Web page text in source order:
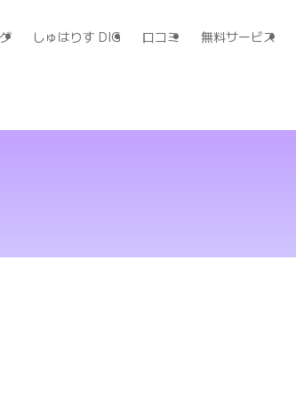
しゅはりす DIG 口コミ 無料サービス